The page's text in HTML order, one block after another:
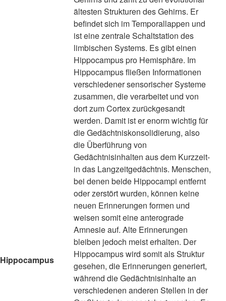
Hippocampus
ältesten Strukturen des Gehirns. Er
befindet sich im Temporallappen und
ist eine zentrale Schaltstation des
limbischen Systems. Es gibt einen
Hippocampus pro Hemisphäre. Im
Hippocampus fließen Informationen
verschiedener sensorischer Systeme
zusammen, die verarbeitet und von
dort zum Cortex zurückgesandt
werden. Damit ist er enorm wichtig für
die Gedächtniskonsolidierung, also
die Überführung von
Gedächtnisinhalten aus dem Kurzzeit-
in das Langzeitgedächtnis. Menschen,
bei denen beide Hippocampi entfernt
oder zerstört wurden, können keine
neuen Erinnerungen formen und
weisen somit eine anterograde
Amnesie auf. Alte Erinnerungen
bleiben jedoch meist erhalten. Der
Hippocampus wird somit als Struktur
gesehen, die Erinnerungen generiert,
während die Gedächtnisinhalte an
verschiedenen anderen Stellen in der